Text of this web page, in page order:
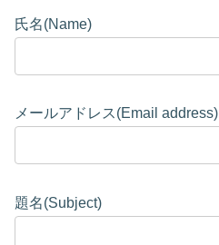
氏名(Name)
メールアドレス(Email address)
題名(Subject)